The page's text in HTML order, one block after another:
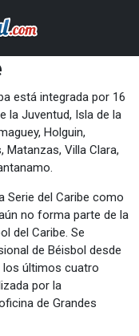
está integrada por 16
la Juventud, Isla de la
Holguin,
Matanzas, Villa Clara,
Serie del Caribe como
no forma parte de la
del Caribe. Se
de Béisbol desde
los últimos cuatro
por la
de Grandes